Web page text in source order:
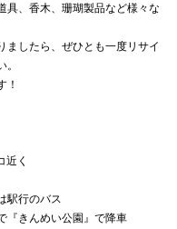
具、香木、珊瑚製品など様々な
ましたら、ぜひとも一度リサイ
！
近く
駅行のバス
『きんめい公園』で降車